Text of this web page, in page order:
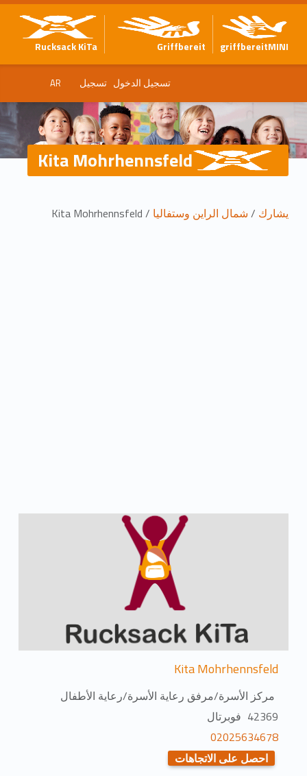
griffbereitMINI
Griffbereit
Rucksack KiTa
تسجيل الدخول تسجيل AR
Kita Mohrhennsfeld
م
يشارك / شمال الراين وستفاليا /
Kita Mohrhennsfeld
Kita Mohrhennsfeld
مركز الأسرة/مرفق رعاية الأسرة/رعاية الأطفال
42369 فوبرتال
02025634678
احصل على الاتجاهات